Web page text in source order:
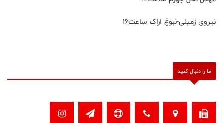
نیروی زمینی-نبوغ اراک ساعت۱۶
ما را دنبال کنید